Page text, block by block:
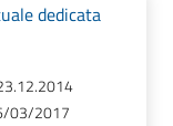
dedicata
03/2017